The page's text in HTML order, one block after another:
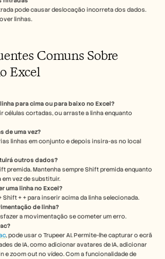
pode causar deslocação incorreta dos dados.
linhas.
Comuns Sobre
Excel
para cima ou para baixo no Excel?
células cortadas, ou arraste a linha enquanto
de uma vez?
linhas em conjunto e depois insira-as no local
outros dados?
premida. Mantenha sempre Shift premida enquanto
vez de substituir.
uma linha no Excel?
Shift + + para inserir acima da linha selecionada.
de linha?
a movimentação se cometer um erro.
, pode usar o Trupeer AI. Permite-lhe capturar o ecrã
de IA, como adicionar avatares de IA, adicionar
e zoom out no vídeo. Com a funcionalidade de